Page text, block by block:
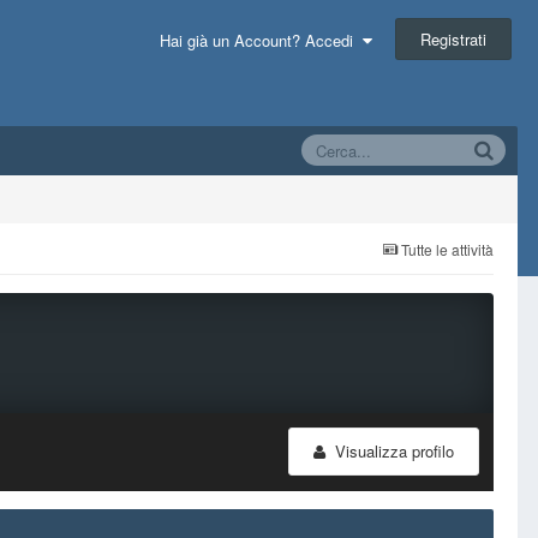
Hai già un Account? Accedi Registrati
Tutte le attività
Visualizza profilo